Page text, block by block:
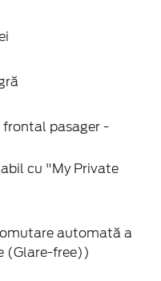
pasager -
cu "My Private
automată a
(Glare-free))